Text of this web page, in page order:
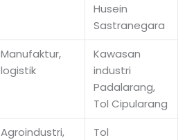
Husein
Sastranegara
Manufaktur,
logistik
Kawasan
industri
Padalarang,
Tol Cipularang
Agroindustri,
Tol